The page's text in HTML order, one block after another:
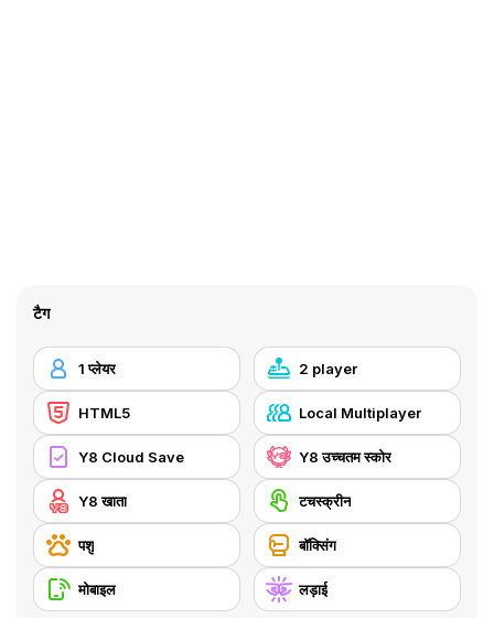
टैग
1 प्लेयर 2 player
HTML5 Local Multiplayer
Y8 Cloud Save Y8 उच्चतम स्कोर
Y8 खाता टचस्क्रीन
पशु बॉक्सिंग
मोबाइल लड़ाई